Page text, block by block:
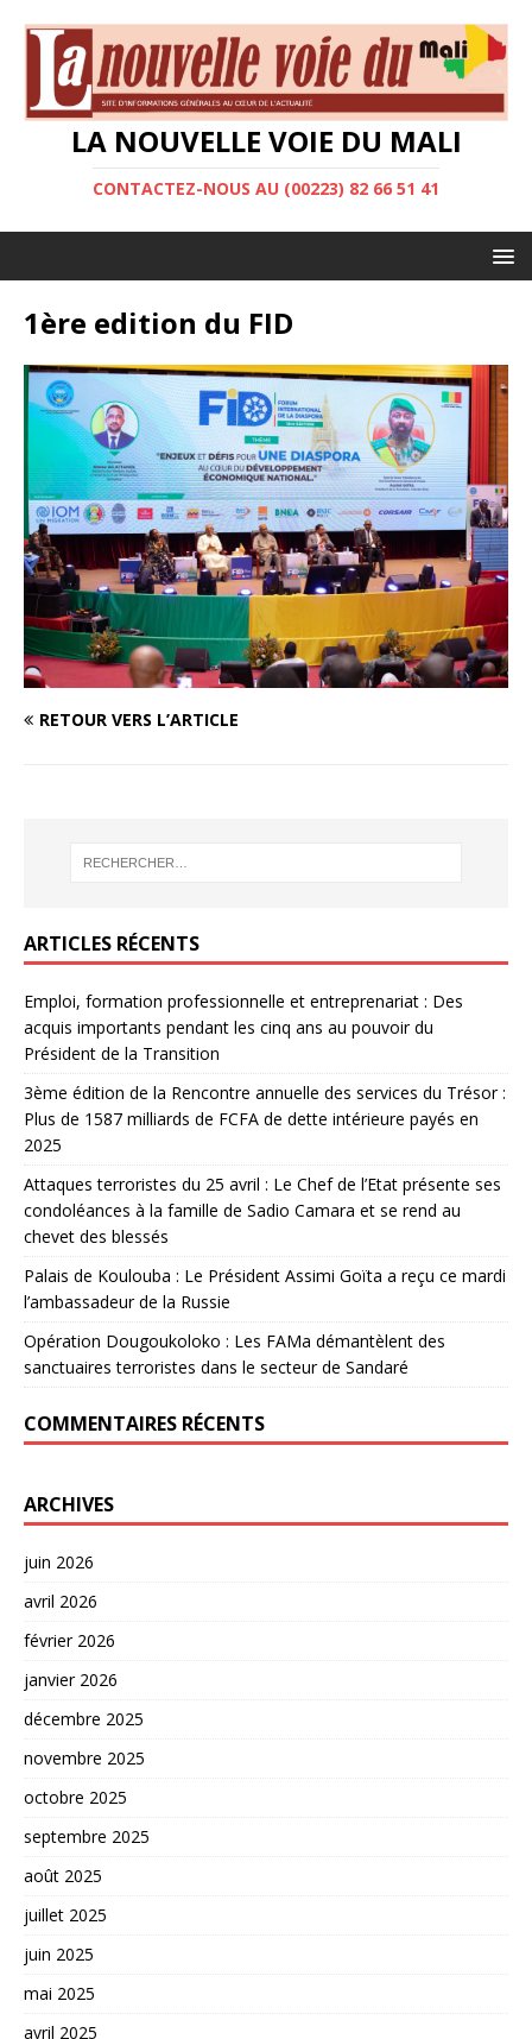
LA NOUVELLE VOIE DU MALI
CONTACTEZ-NOUS AU (00223) 82 66 51 41
1ère edition du FID
RETOUR VERS L’ARTICLE
ARTICLES RÉCENTS
Emploi, formation professionnelle et entreprenariat : Des
acquis importants pendant les cinq ans au pouvoir du
Président de la Transition
3ème édition de la Rencontre annuelle des services du Trésor :
Plus de 1587 milliards de FCFA de dette intérieure payés en
2025
Attaques terroristes du 25 avril : Le Chef de l’Etat présente ses
condoléances à la famille de Sadio Camara et se rend au
chevet des blessés
Palais de Koulouba : Le Président Assimi Goïta a reçu ce mardi
l’ambassadeur de la Russie
Opération Dougoukoloko : Les FAMa démantèlent des
sanctuaires terroristes dans le secteur de Sandaré
COMMENTAIRES RÉCENTS
ARCHIVES
juin 2026
avril 2026
février 2026
janvier 2026
décembre 2025
novembre 2025
octobre 2025
septembre 2025
août 2025
juillet 2025
juin 2025
mai 2025
avril 2025